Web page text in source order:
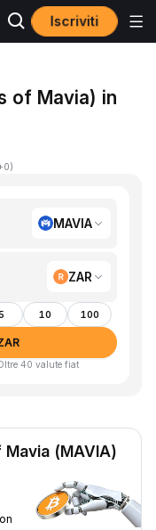
Iscriviti
of Mavia) in
)
MAVIA
ZAR
10 100
40 valute fiat
(MAVIA)